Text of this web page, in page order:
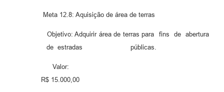
Meta 12.8: Aquisição de área de terras
Objetivo: Adquirir área de terras para fins de abertura
de estradas públicas.
Valor:
R$ 15.000,00